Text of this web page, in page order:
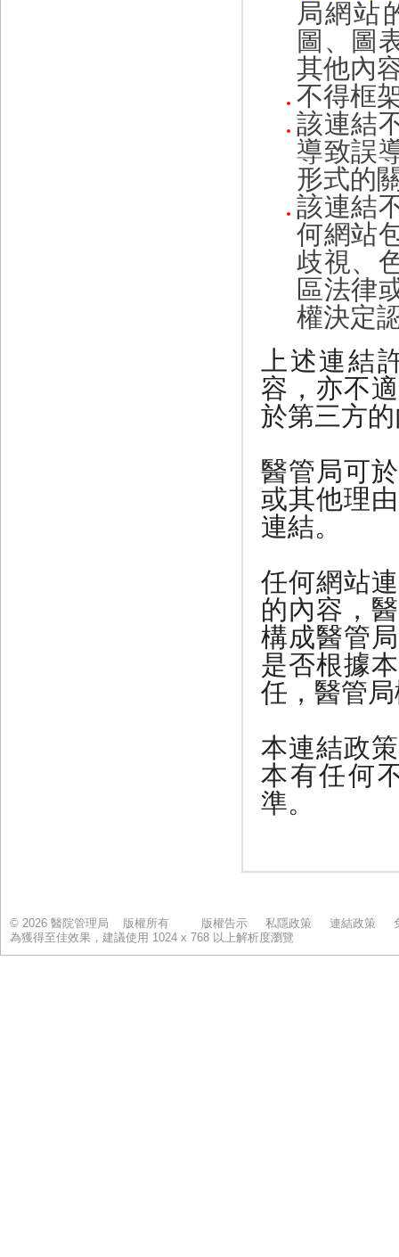
© 2026 醫院管理局 版權所有 版權告示 私隱政策 連結政策
為獲得至佳效果，建議使用 1024 x 768 以上解析度瀏覽